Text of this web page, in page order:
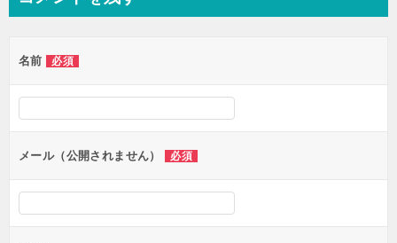
ビ
ー
シ
ン
名前 必須
メール（公開されません） 必須